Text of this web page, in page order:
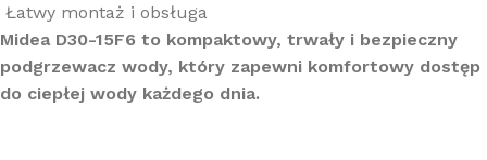
Łatwy montaż i obsługa
Midea D30-15F6 to kompaktowy, trwały i bezpieczny
podgrzewacz wody, który zapewni komfortowy dostęp
do ciepłej wody każdego dnia.